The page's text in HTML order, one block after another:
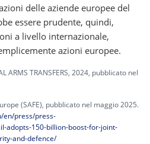
delle aziende europee del
essere prudente, quindi,
a livello internazionale,
azioni europee.
ARMS TRANSFERS, 2024, pubblicato nel
(SAFE), pubblicato nel maggio 2025.
en/press/press-
adopts-150-billion-boost-for-joint-
and-defence/